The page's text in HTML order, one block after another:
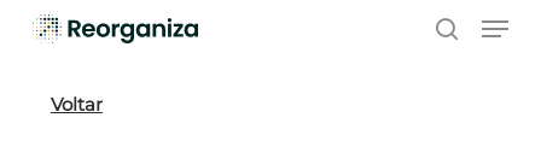
Skip
contentVoltar